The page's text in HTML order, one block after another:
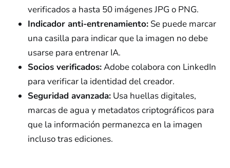
verificados a hasta 50 imágenes JPG o PNG.
Indicador anti-entrenamiento:Se puede marcar
una casilla para indicar que la imagen no debe
usarse para entrenar IA.
Socios verificados:Adobe colabora con LinkedIn
para verificar la identidad del creador.
Seguridad avanzada:Usa huellas digitales,
marcas de agua y metadatos criptográficos para
que la información permanezca en la imagen
incluso tras ediciones.